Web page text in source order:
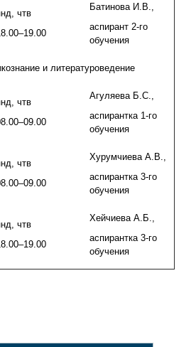
чтв
Батинова И.В.,
аспирант 2-го
обучения
и литературоведение
чтв
Агуляева Б.С.,
аспирантка 1-го
обучения
чтв
Хурумчиева А.В.,
аспирантка 3-го
обучения
чтв
Хейчиева А.Б.,
аспирантка 3-го
обучения